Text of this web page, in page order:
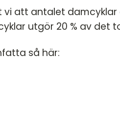
vi att antalet damcyklar
utgör 20 % av det
så här: